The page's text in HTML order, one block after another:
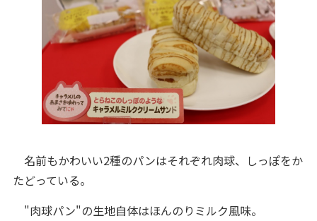
名前もかわいい2種のパンはそれぞれ肉球、しっぽをか
たどっている。
"肉球パン"の生地自体はほんのりミルク風味。